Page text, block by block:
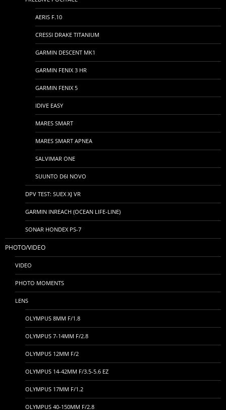
AERIS F.10
CRESSI DRAKE TITANIUM
GARMIN DESCENT MK1
GARMIN FENIX 3 HR
GARMIN FENIX 5
IDIVE EASY
MARES SMART
MARES SMART APNEA
SALVIMAR ONE
SUUNTO D6I NOVO
DPV TEST: SUEX XJ VR
GARMIN INREACH (OCEAN LIFE-LINE)
SONAR HONDEX PS-7
PHOTO/VIDEO
VIDEO
PHOTO MOMENTS
LENS
OLYMPUS 8MM F/1.8
OLYMPUS 7-14MM F/2.8
OLYMPUS 12MM F/2
OLYMPUS 14-42MM F/3.5-5.6 EZ
OLYMPUS 17MM F/1.2
OLYMPUS 40-150MM F/2.8